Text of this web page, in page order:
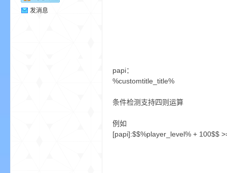
发消息
papi：
%customtitle_title%
条件检测支持四则运算
例如
[papi]:$$%player_level% + 100$$